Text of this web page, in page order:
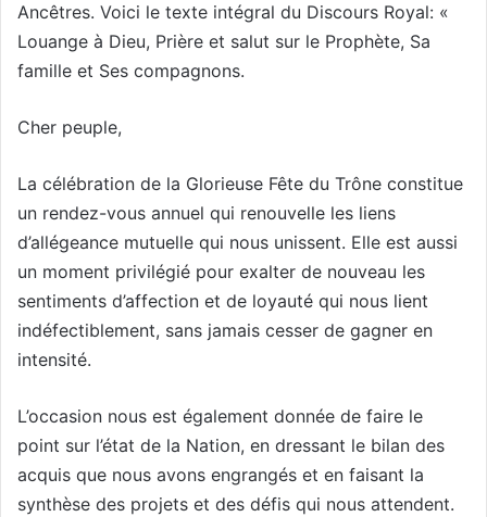
Ancêtres. Voici le texte intégral du Discours Royal: «
Louange à Dieu, Prière et salut sur le Prophète, Sa
famille et Ses compagnons.
Cher peuple,
La célébration de la Glorieuse Fête du Trône constitue
un rendez-vous annuel qui renouvelle les liens
d’allégeance mutuelle qui nous unissent. Elle est aussi
un moment privilégié pour exalter de nouveau les
sentiments d’affection et de loyauté qui nous lient
indéfectiblement, sans jamais cesser de gagner en
intensité.
L’occasion nous est également donnée de faire le
point sur l’état de la Nation, en dressant le bilan des
acquis que nous avons engrangés et en faisant la
synthèse des projets et des défis qui nous attendent.